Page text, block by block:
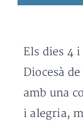
Els dies 4
Diocesà
amb una
i alegria,